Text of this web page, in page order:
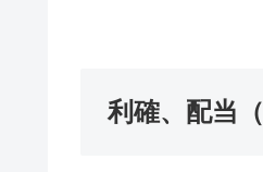
利確、配当